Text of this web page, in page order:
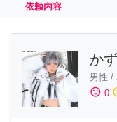
依頼内容
か
男性 /
sentiment_satisfied 0